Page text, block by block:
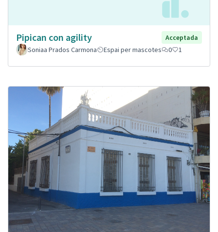
Pipican con agility
Acceptada
Soniaa Prados Carmona
Espai per mascotes 0 1